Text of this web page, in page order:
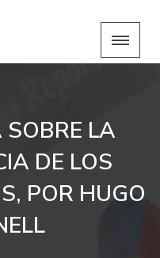
SOBRE LA
DE LOS
POR HUGO